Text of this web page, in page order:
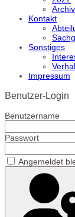
Archiv
Kontakt
Sonstiges
Impressum
Benutzer-Login
Benutzername
Passwort
Angemeldet